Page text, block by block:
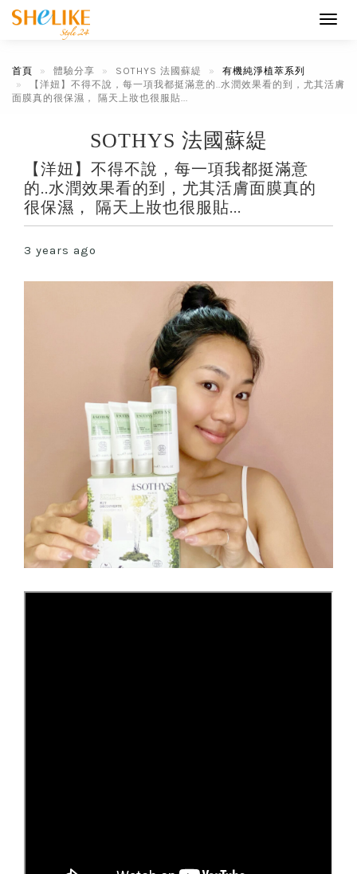
首頁 體驗分享 SOTHYS 法國蘇緹
有機純淨植萃系列
【洋妞】不得不說，每一項我都挺滿意的..水潤效果看的到，尤其活膚
面膜真的很保濕， 隔天上妝也很服貼...
SOTHYS 法國蘇緹
【洋妞】不得不說，每一項我都挺滿意
的..水潤效果看的到，尤其活膚面膜真的
很保濕， 隔天上妝也很服貼...
3 years ago